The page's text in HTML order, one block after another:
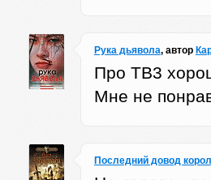
Рука дьявола, автор
Про ТВ3
Мне не
Последний довод